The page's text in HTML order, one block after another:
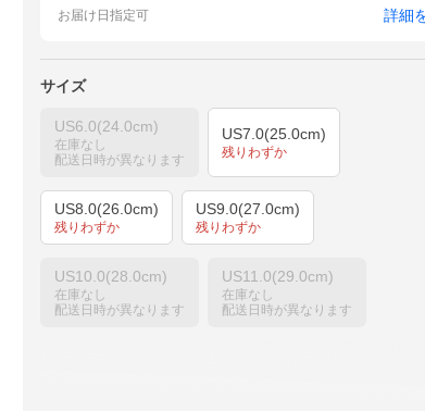
お届け日指定可 詳細
サイズ
US6.0(24.0cm)
在庫なし
配送日時が異なります
US7.0(25.0cm)
残りわずか
US8.0(26.0cm)
残りわずか
US9.0(27.0cm)
残りわずか
US10.0(28.0cm)
在庫なし
配送日時が異なります
US11.0(29.0cm)
在庫なし
配送日時が異なります